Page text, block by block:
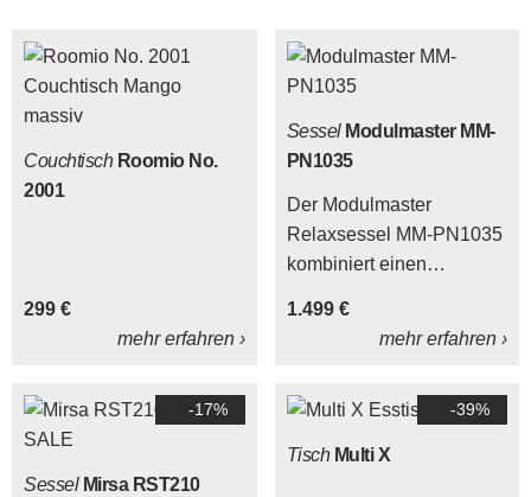
Couchtisch Roomio No.
2001
299 €
mehr erfahren ›
Sessel Modulmaster MM-
PN1035
Der Modulmaster
Relaxsessel MM-PN1035
kombiniert einen
und der Armlehnvariante
2.
1.499 €
mehr erfahren ›
-17%
Sessel Mirsa RST210
-39%
Tisch Multi X